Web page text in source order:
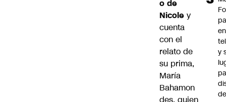
o de
Nicole y
cuenta
con el
relato de
su prima,
María
Bahamon
des, quien
en
y